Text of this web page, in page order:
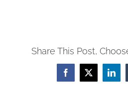
Share This Post,
Facebook
X